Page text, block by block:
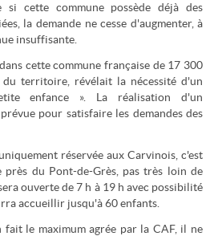
si cette commune possède déjà des
la demande ne cesse d'augmenter, à
insuffisante.
cette commune française de 17 300
du territoire, révélait la nécessité d'un
enfance ». La réalisation d'un
pour satisfaire les demandes des
réservée aux Carvinois, c'est
près du Pont-de-Grès, pas très loin de
ouverte de 7 h à 19 h avec possibilité
accueillir jusqu'à 60 enfants.
fait le maximum agrée par la CAF, il ne